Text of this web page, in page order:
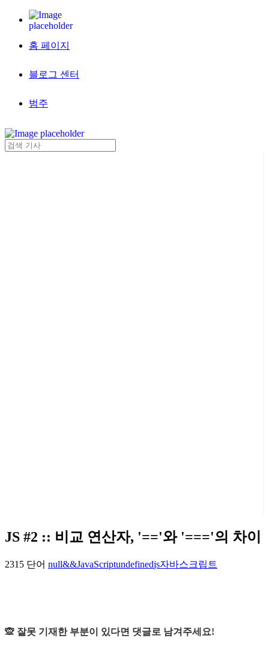
홈 페이지
블로그 센터
범주
JS #2 :: 비교 연산자, '=='와 '==='의 차이
2315 단어 null&&JavaScriptundefinedjs자바스크립트
🙊 잘못 기재한 부분이 있다면 댓글로 남겨주세요!